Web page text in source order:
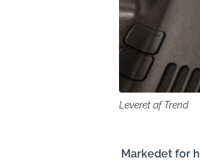
Leveret af Trend
Markedet for